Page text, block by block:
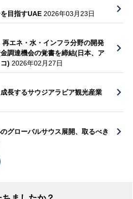
目指すUAE 2026年03月23日
エネ・水・インフラ分野の開発
調達機会の覚書を締結(日本、ア
) 2026年02月27日
長するサウジアラビア観光産業
グローバルサウス展開、取るべき